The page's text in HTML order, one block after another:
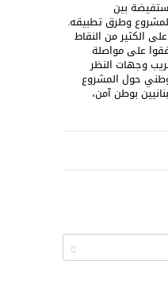
بين
وطرق تطبيقه.
الكثير من النقاط
على مواصلة
وجهات النظر
حول المشروع
بوطن آمن،